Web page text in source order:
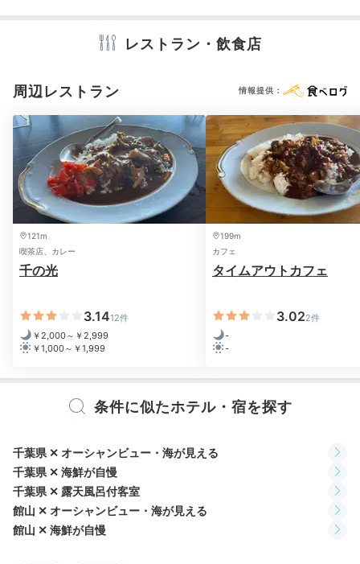
Dinner
18:00
毎朝仕入れる新鮮魚介を
個室でゆったり贅沢に
っぷり使用した豪華な懐石を。その日に上がった魚の一
しみ♪
rumi.kirakira
ボディソープ タオル バスタオル ドライヤー
※設備・アメニティは、確認が取れている情報を表示しています。
レストラン・飲食店
周辺レストラン 情報提供：
121m
喫茶店、カレー
千の光
3.1412件
￥2,000～￥2,999
￥1,000～￥1,999
199m
カフェ
タイムアウトカフェ
3.022件
-
-
条件に似たホテル・宿を探す
千葉県 ✕ オーシャンビュー・海が見える
千葉県 ✕ 海鮮が自慢
千葉県 ✕ 露天風呂付客室
館山 ✕ オーシャンビュー・海が見える
館山 ✕ 海鮮が自慢